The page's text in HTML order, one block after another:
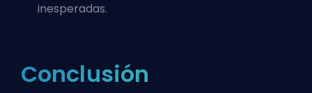
inesperadas.
Conclusión